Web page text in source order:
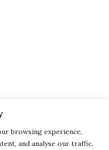
browsing experience,
and analyse our traffic.